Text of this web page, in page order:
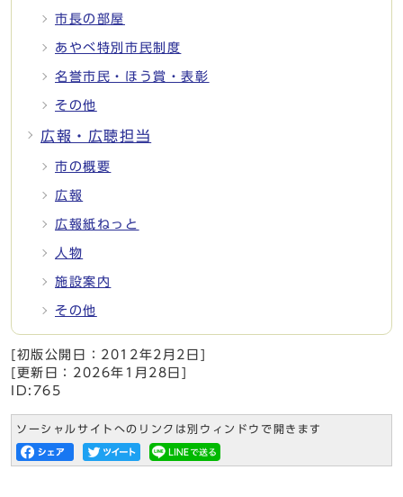
市長の部屋
あやべ特別市民制度
名誉市民・ほう賞・表彰
その他
広報・広聴担当
市の概要
広報
広報紙ねっと
人物
施設案内
その他
[初版公開日： 2012年2月2日
[更新日： 2026年1月28日
ID:765
ソーシャルサイトへのリンクは別ウィンドウで開きます